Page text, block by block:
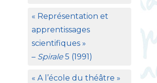
« Représentation et
apprentissages
scientifiques »
– Spirale5 (1991)
« A l’école du théâtre »